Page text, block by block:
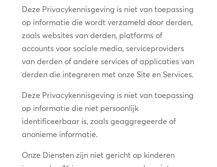
Deze Privacykennisgeving is niet van toepassing
op informatie die wordt verzameld door derden,
zoals websites van derden, platforms of
accounts voor sociale media, serviceproviders
van derden of andere services of applicaties van
derden die integreren met onze Site en Services.
Deze Privacykennisgeving is niet van toepassing
op informatie die niet persoonlijk
identificeerbaar is, zoals geaggregeerde of
anonieme informatie.
Onze Diensten zijn niet gericht op kinderen